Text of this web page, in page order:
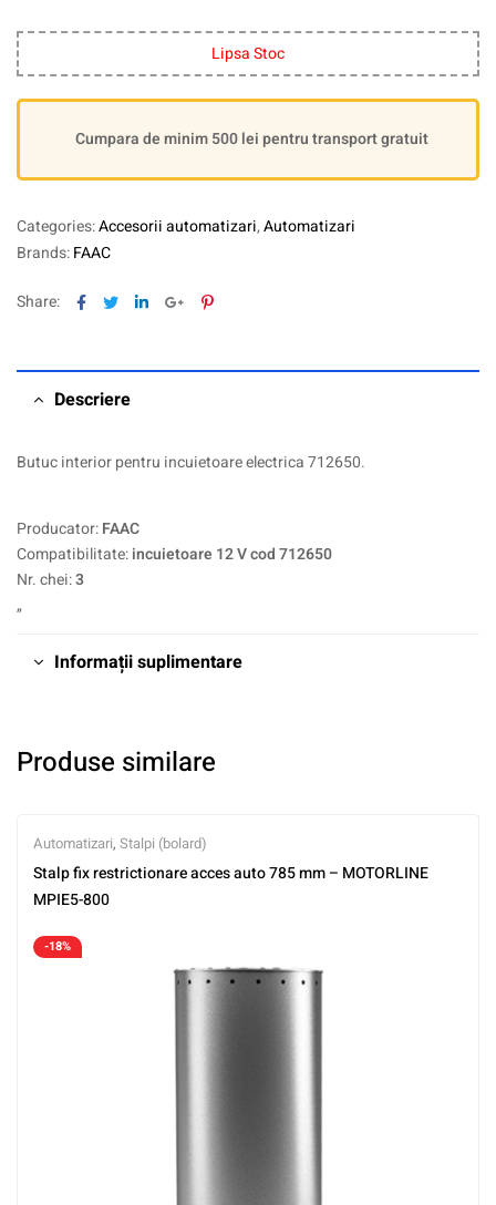
Lipsa Stoc
Cumpara de minim 500 lei pentru transport gratuit
Categories:Accesorii automatizari,Automatizari
Brands:FAAC
Share: Facebook
TwitterLinkedinGoogle+Pinterest
Descriere
Butuc interior pentru incuietoare electrica 712650.
Producator:FAAC
Compatibilitate:incuietoare 12 V cod 712650
Nr. chei:3
„
Informații suplimentare
Produse similare
Automatizari, Stalpi (bolard)
Stalp fix restrictionare acces auto 785 mm – MOTORLINE
MPIE5-800
-18%